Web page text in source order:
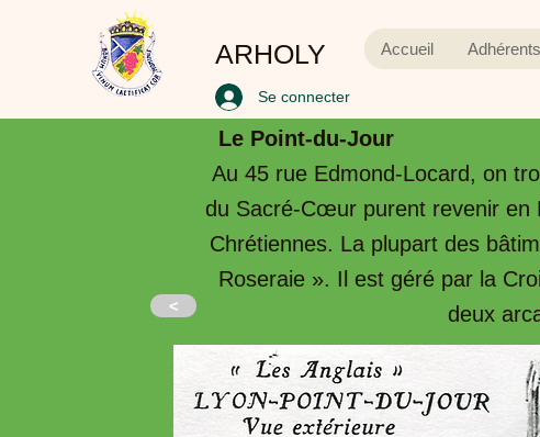
ARHOLY Accueil Adhérents
Se connecter
<
Au 45 rue Edmond-Locard, on
du Sacré-Cœur purent revenir en
Chrétiennes. La plupart des
Roseraie ». Il est géré par la
deux
Le Point-du-Jour